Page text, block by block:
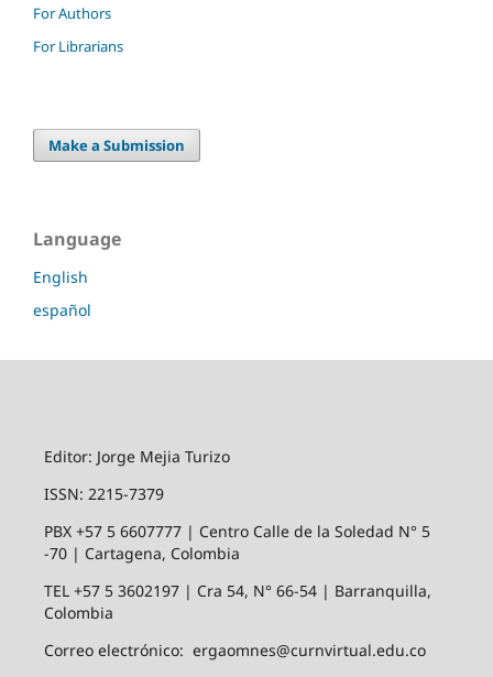
For Authors
For Librarians
Make a Submission
Language
English
español
Editor: Jorge Mejia Turizo
ISSN: 2215-7379
PBX +57 5 6607777 | Centro Calle de la Soledad N° 5
-70 | Cartagena, Colombia
TEL +57 5 3602197 | Cra 54, N° 66-54 | Barranquilla,
Colombia
Correo electrónico: ergaomnes@curnvirtual.edu.co